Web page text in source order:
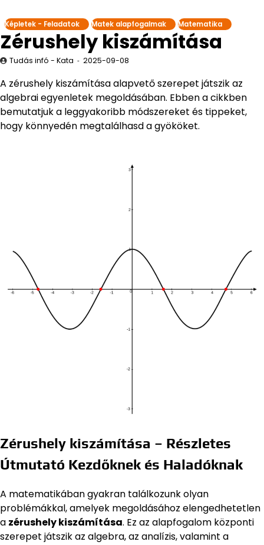
Képletek - Feladatok Matek alapfogalmak Matematika
Zérushely kiszámítása
Tudás infó - Kata 2025-09-08
A zérushely kiszámítása alapvető szerepet játszik az
algebrai egyenletek megoldásában. Ebben a cikkben
bemutatjuk a leggyakoribb módszereket és tippeket,
hogy könnyedén megtalálhasd a gyököket.
Zérushely kiszámítása – Részletes
Útmutató Kezdőknek és Haladóknak
A matematikában gyakran találkozunk olyan
problémákkal, amelyek megoldásához elengedhetetlen
a zérushely kiszámítása. Ez az alapfogalom központi
szerepet játszik az algebra, az analízis, valamint a